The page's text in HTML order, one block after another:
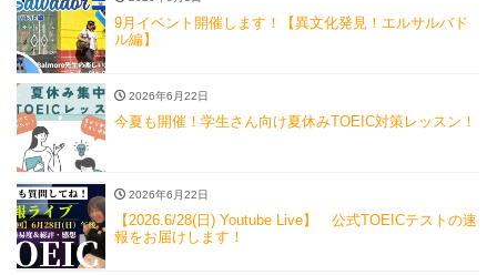
9月イベント開催します！【異文化発見！エルサルバド
ル編】
2026年6月22日
今夏も開催！学生さん向け夏休みTOEIC対策レッスン！
2026年6月22日
【2026.6/28(日) Youtube Live】 公式TOEICテストの速
報をお届けします！